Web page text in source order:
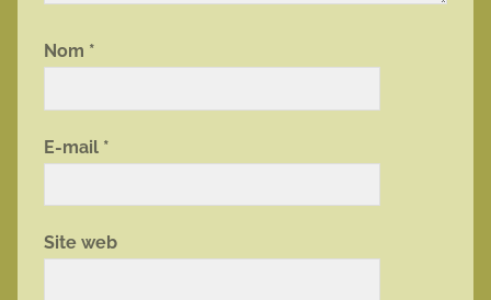
Nom *
E-mail *
Site web